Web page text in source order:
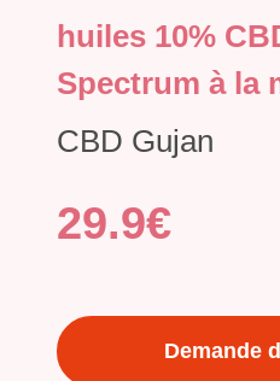
huiles 10%
Spectrum à la
CBD Gujan
29.9€
Demande